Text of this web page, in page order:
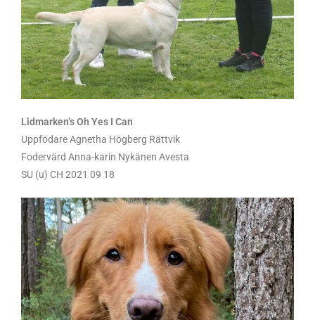
Lidmarken’s Oh Yes I Can
Uppfödare Agnetha Högberg Rättvik
Fodervärd Anna-karin Nykänen Avesta
SU (u) CH 2021 09 18